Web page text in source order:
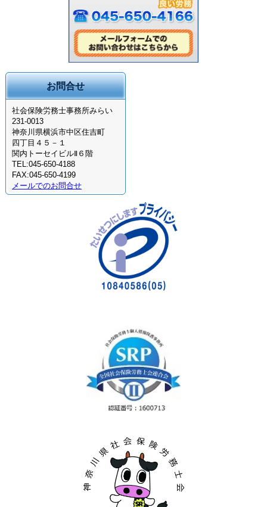
お問合せ
社会保険労務士事務所みらい
231-0013
神奈川県横浜市中区住吉町
四丁目４５－１
関内トーセイビルⅡ６階
TEL:045-650-4188
FAX:045-650-4199
メールでのお問合せ